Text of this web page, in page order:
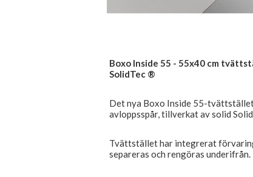
Boxo Inside 55 - 55x40 cm
SolidTec ®
Det nya Boxo Inside 55-
avloppsspår, tillverkat av solid
Tvättstället har integrerat
separeras och rengöras underifrån.